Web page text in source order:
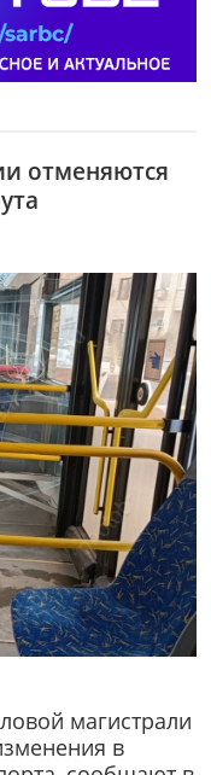
отменяются
магистрали
в